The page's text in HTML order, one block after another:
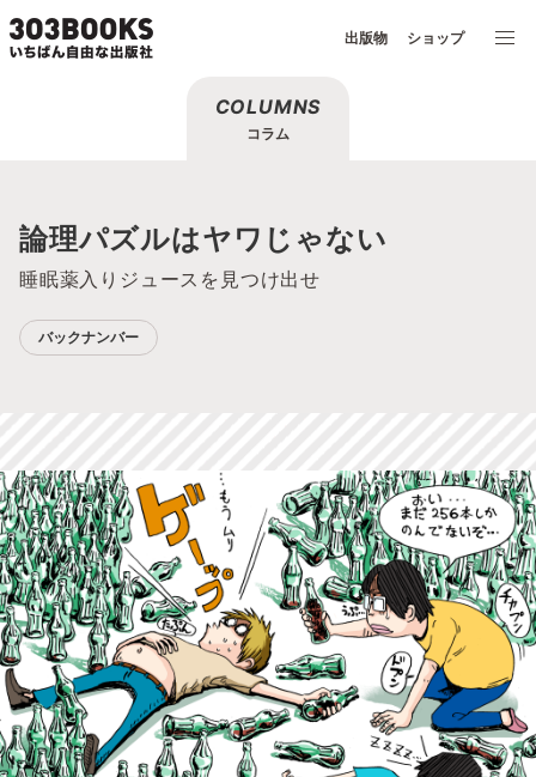
出版物 ショップ
COLUMNS
コラム
論理パズルはヤワじゃない
睡眠薬入りジュースを見つけ出せ
バックナンバー